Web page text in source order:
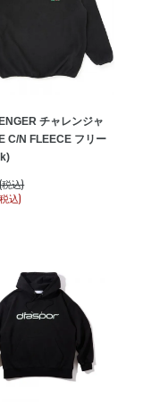
チャレンジャ
C/N FLEECE フリー
税込)
込)